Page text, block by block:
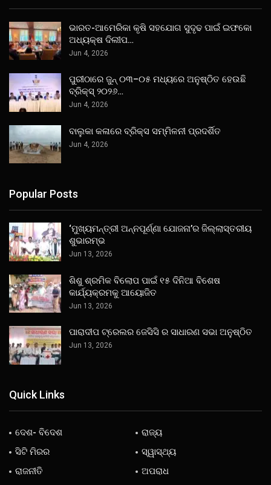
ଭାରତ-ଆମେରିକା କୃଷି ସହଯୋଗ ସୁଦୃଢ ପାଇଁ ଇଫକୋ
ଅଧ୍ୟକ୍ଷ ଦିଲୀପ…
Jun 4, 2026
ପୁରୀଠାରେ ଜୁନ୍ ୦୩–୦୫ ମଧ୍ୟରେ ଅନୁଷ୍ଠିତ ହେଉଛି
ବ୍ରିକ୍ସ୍ ୨୦୨୬…
Jun 4, 2026
ବାଲୁକା କଳାରେ ବ୍ରିକ୍ସ ସମ୍ମିଳନୀ ପ୍ରଦର୍ଶିତ
Jun 4, 2026
Popular Posts
‘ମୁଖ୍ୟମନ୍ତ୍ରୀ ଅନ୍ନପୂର୍ଣ୍ଣା ଯୋଜନା’ର ଜିଲ୍ଲାସ୍ତରୀୟ
ଶୁଭାରମ୍ଭ
Jun 13, 2026
ଶିଶୁ ଶ୍ରମିକ ବିଲୋପ ପାଇଁ ୧୫ ଦିନିଆ ବିଶେଷ
କାର୍ଯ୍ୟକ୍ରମକୁ ଆୟୋଜିତ
Jun 13, 2026
ପାରାଦୀପ ଟ୍ରେଲର ଜେସିସି ର ସାଧାରଣ ସଭା ଅନୁଷ୍ଠିତ
Jun 13, 2026
Quick Links
ଦେଶ- ବିଦେଶ
ରାଜ୍ୟ
ସିଟି ମିରର
ସ୍ୱାସ୍ଥ୍ୟ
ରାଜନୀତି
ଅପରାଧ